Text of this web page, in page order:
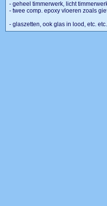
- geheel timmerwerk, licht
- twee comp. epoxy vloeren zoals
- glaszetten, ook glas in lood, etc. etc.